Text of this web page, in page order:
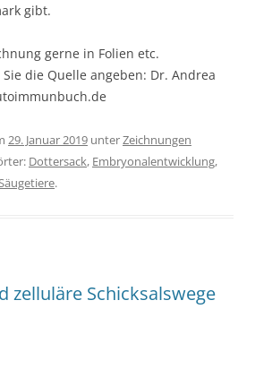
gibt.
gerne in Folien etc.
die Quelle angeben: Dr. Andrea
29. Januar 2019 unterZeichnungen
Dottersack, Embryonalentwicklung,
.
zelluläre Schicksalswege